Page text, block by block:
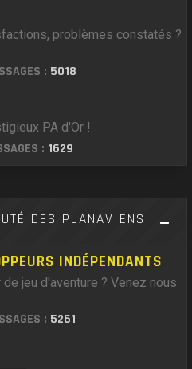
problèmes constatés ?
: 5018
PA d'Or !
: 1629
DES PLANAVIENS
INDÉPENDANTS
jeu d'aventure ? Venez nous
: 5261